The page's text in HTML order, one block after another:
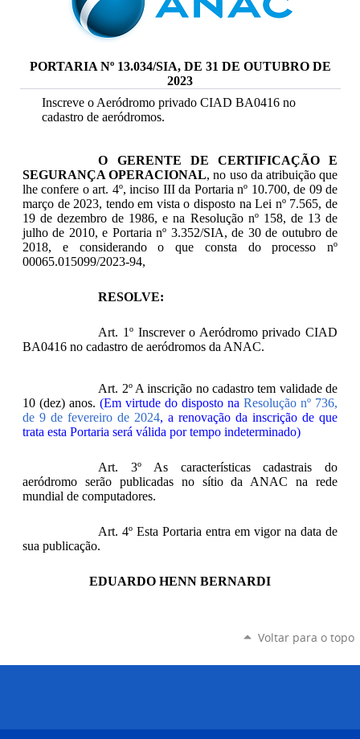
PORTARIA Nº 13.034/SIA, DE 31 DE OUTUBRO DE
2023
Inscreve o Aeródromo privado CIAD BA0416 no
cadastro de aeródromos.
O GERENTE DE CERTIFICAÇÃO E
SEGURANÇA OPERACIONAL, no uso da atribuição que
lhe confere o art. 4º, inciso III da Portaria nº 10.700, de 09 de
março de 2023, tendo em vista o disposto na Lei nº 7.565, de
19 de dezembro de 1986, e na Resolução nº 158, de 13 de
julho de 2010, e Portaria nº 3.352/SIA, de 30 de outubro de
2018, e considerando o que consta do processo nº
00065.015099/2023-94,
RESOLVE:
Art. 1º Inscrever o Aeródromo privado CIAD
BA0416 no cadastro de aeródromos da ANAC.
Art. 2º A inscrição no cadastro tem validade de
10 (dez) anos. (Em virtude do disposto na Resolução nº 736,
de 9 de fevereiro de 2024, a renovação da inscrição de que
trata esta Portaria será válida por tempo indeterminado)
Art. 3º As características cadastrais do
aeródromo serão publicadas no sítio da ANAC na rede
mundial de computadores.
Art. 4º Esta Portaria entra em vigor na data de
sua publicação.
EDUARDO HENN BERNARDI
Voltar para o topo